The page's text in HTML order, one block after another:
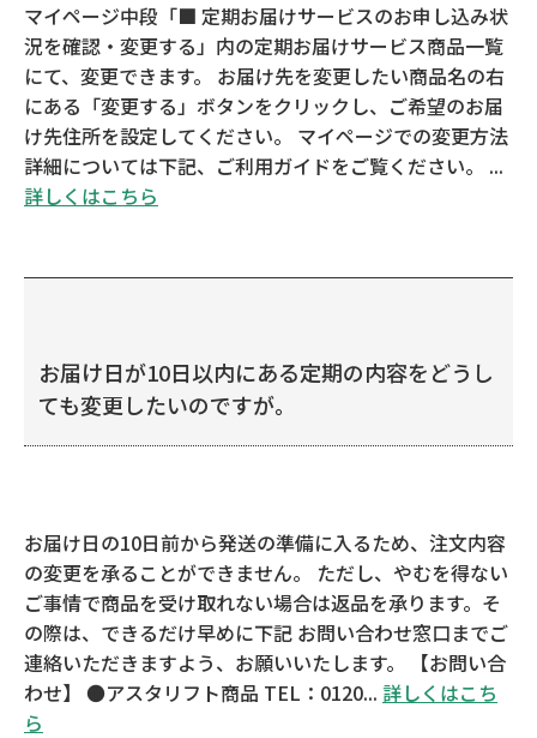
マイページ中段「■ 定期お届けサービスのお申し込み状
況を確認・変更する」内の定期お届けサービス商品一覧
にて、変更できます。 お届け先を変更したい商品名の右
にある「変更する」ボタンをクリックし、ご希望のお届
け先住所を設定してください。 マイページでの変更方法
詳細については下記、ご利用ガイドをご覧ください。 ...
詳しくはこちら
お届け日が10日以内にある定期の内容をどうし
ても変更したいのですが。
お届け日の10日前から発送の準備に入るため、注文内容
の変更を承ることができません。 ただし、やむを得ない
ご事情で商品を受け取れない場合は返品を承ります。そ
の際は、できるだけ早めに下記 お問い合わせ窓口までご
連絡いただきますよう、お願いいたします。 【お問い合
わせ】 ●アスタリフト商品 TEL：0120... 詳しくはこち
ら